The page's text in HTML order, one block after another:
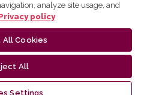
and metadata are distributed by
analyze site usage, and
policy
Cookies
All
Settings